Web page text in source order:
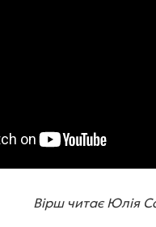
Вірш читає Юлія